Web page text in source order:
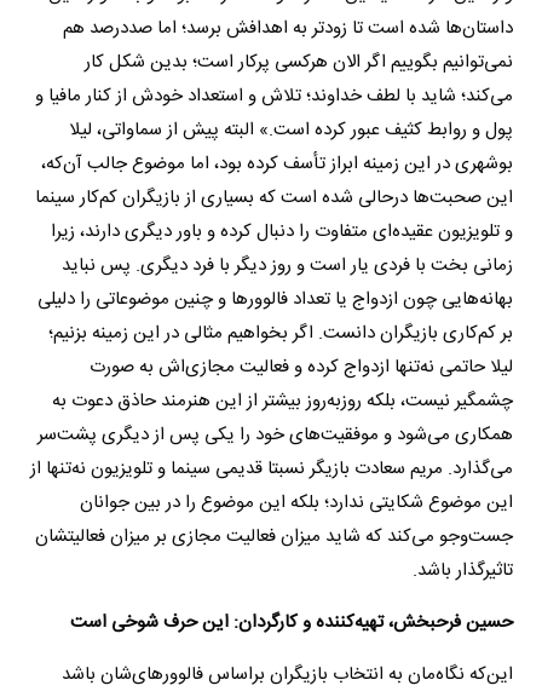
داستان‌ها شده است تا زودتر به اهدافش برسد؛ اما صددرصد هم
نمی‌توانیم بگوییم اگر الان هرکسی پرکار است؛ بدین شکل کار
می‌کند؛ شاید با لطف خداوند؛ تلاش و استعداد خودش از کنار مافیا و
پول و روابط کثیف عبور کرده است.» البته پیش از سماواتی، لیلا
بوشهری در این زمینه ابراز تأسف کرده بود، اما موضوع جالب آن‌که،
این صحبت‌ها درحالی شده است که بسیاری از بازیگران کم‌کار سینما
و تلویزیون عقیده‌ای متفاوت را دنبال کرده و باور دیگری دارند، زیرا
زمانی بخت با فردی یار است و روز دیگر با فرد دیگری. پس نباید
بهانه‌هایی چون ازدواج یا تعداد فالوور‌ها و چنین موضوعاتی را دلیلی
بر کم‌کاری بازیگران دانست. اگر بخواهیم مثالی در این زمینه بزنیم؛
لیلا حاتمی نه‌تنها ازدواج کرده و فعالیت مجازی‌اش به ‌صورت
چشمگیر نیست، بلکه روز‌به‌روز بیشتر از این هنرمند حاذق دعوت به
همکاری می‌شود و موفقیت‌های خود را یکی پس از دیگری پشت‌سر
می‌گذارد. مریم سعادت بازیگر نسبتا قدیمی سینما و تلویزیون نه‌تنها از
این موضوع شکایتی ندارد؛ بلکه این موضوع را در بین جوانان
جست‌و‌جو می‌کند که شاید میزان فعالیت مجازی بر میزان فعالیتشان
تاثیرگذار باشد.
حسین فرحبخش، تهیه‌کننده و کارگردان: این حرف شوخی است
این‌که نگاه‌مان به انتخاب بازیگران براساس فالوور‌های‌شان باشد